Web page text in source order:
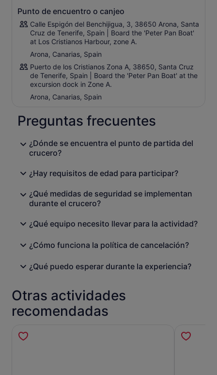
observación responsable de ballenas, manteniendo una
distancia adecuada para no perturbar el comportamiento
natural de los animales. En lugar de acercarnos
demasiado a las ballenas, les permitimos moverse
libremente alrededor del barco, creando encuentros más
naturales y respetuosos.
Este crucero es perfecto para parejas, familias y grupos
pequeños que busquen una experiencia de avistamiento
de ballenas cómoda, atractiva y memorable, lejos de las
excursiones apresuradas o masificadas.
Punto de encuentro o canjeo
Calle Espigón del Benchijigua, 3, 38650 Arona, Santa
Cruz de Tenerife, Spain | Board the 'Peter Pan Boat'
at Los Cristianos Harbour, zone A.
Arona, Canarias, Spain
Puerto de los Cristianos Zona A, 38650, Santa Cruz
de Tenerife, Spain | Board the 'Peter Pan Boat' at the
excursion dock in Zone A.
Arona, Canarias, Spain
Preguntas frecuentes
¿Dónde se encuentra el punto de partida del
crucero?
¿Hay requisitos de edad para participar?
¿Qué medidas de seguridad se implementan
durante el crucero?
¿Qué equipo necesito llevar para la actividad?
¿Cómo funciona la política de cancelación?
¿Qué puedo esperar durante la experiencia?
Otras actividades
recomendadas